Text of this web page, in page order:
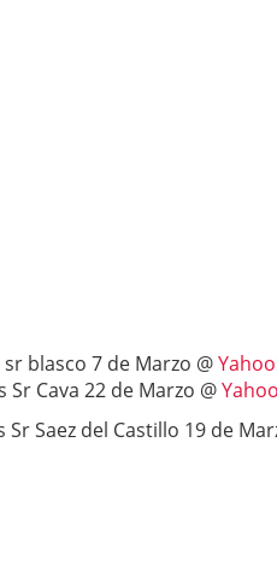
blasco 7 de Marzo @
Sr Cava 22 de Marzo @
Sr Saez del Castillo 19 de